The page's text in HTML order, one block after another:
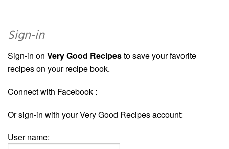
Sign-in
Sign-in on Very Good Recipesto save your favorite
recipes on your recipe book.
Connect with Facebook :
Or sign-in with your Very Good Recipes account:
User name: